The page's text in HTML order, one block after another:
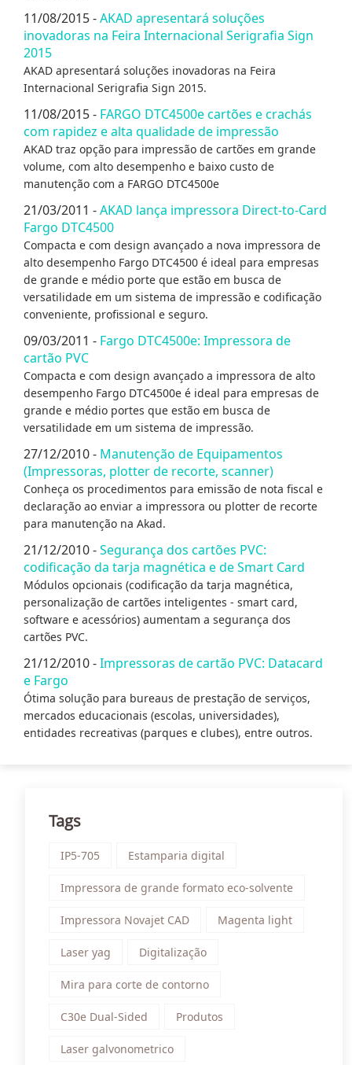
11/08/2015 -AKAD apresentará soluções
inovadoras na Feira Internacional Serigrafia Sign
2015
AKAD apresentará soluções inovadoras na Feira
Internacional Serigrafia Sign 2015.
11/08/2015 - FARGO DTC4500e cartões e crachás
com rapidez e alta qualidade de impressão
AKAD traz opção para impressão de cartões em grande
volume, com alto desempenho e baixo custo de
manutenção com a FARGO DTC4500e
21/03/2011 -AKAD lança impressora Direct-to-Card
Fargo DTC4500
Compacta e com design avançado a nova impressora de
alto desempenho Fargo DTC4500 é ideal para empresas
de grande e médio porte que estão em busca de
versatilidade em um sistema de impressão e codificação
conveniente, profissional e seguro.
09/03/2011 - Fargo DTC4500e: Impressora de
cartão PVC
Compacta e com design avançado a impressora de alto
desempenho Fargo DTC4500e é ideal para empresas de
grande e médio portes que estão em busca de
versatilidade em um sistema de impressão.
27/12/2010 - Manutenção de Equipamentos
(Impressoras, plotter de recorte, scanner)
Conheça os procedimentos para emissão de nota fiscal e
declaração ao enviar a impressora ou plotter de recorte
para manutenção na Akad.
21/12/2010 -Segurança dos cartões PVC:
codificação da tarja magnética e de Smart Card
Módulos opcionais (codificação da tarja magnética,
personalização de cartões inteligentes - smart card,
software e acessórios) aumentam a segurança dos
cartões PVC.
21/12/2010 -Impressoras de cartão PVC: Datacard
e Fargo
Ótima solução para bureaus de prestação de serviços,
mercados educacionais (escolas, universidades),
entidades recreativas (parques e clubes), entre outros.
Tags
IP5-705 Estamparia digital
Impressora de grande formato eco-solvente
Impressora Novajet CAD Magenta light
Laser yag Digitalização
Mira para corte de contorno
C30e Dual-Sided Produtos
Laser galvonometrico